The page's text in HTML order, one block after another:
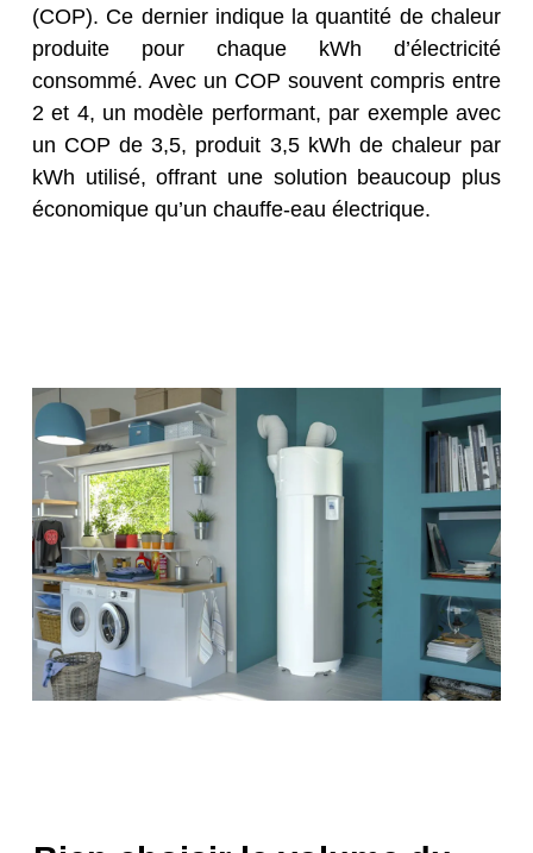
(COP). Ce dernier indique la quantité de chaleur
produite pour chaque kWh d’électricité
consommé. Avec un COP souvent compris entre
2 et 4, un modèle performant, par exemple avec
un COP de 3,5, produit 3,5 kWh de chaleur par
kWh utilisé, offrant une solution beaucoup plus
économique qu’un chauffe-eau électrique.